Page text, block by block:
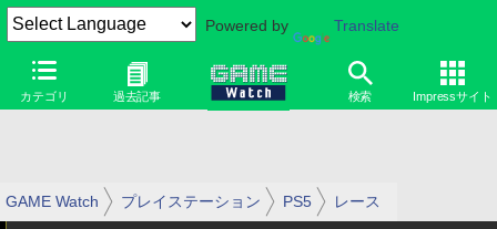
Powered by Translate
カテゴリ 過去記事 検索 Impressサイト
GAME Watch プレイステーション PS5 レース